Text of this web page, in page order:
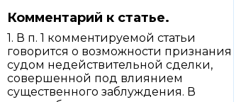
Комментарий к статье.
1. В п. 1 комментируемой статьи
говорится о возможности признания
судом недействительной сделки,
совершенной под влиянием
существенного заблуждения. В